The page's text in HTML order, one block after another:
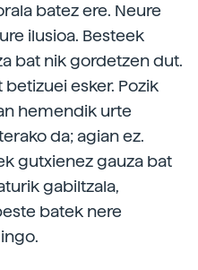
batez ere. Neure
ilusioa. Besteek
bat nik gordetzen dut.
esker. Pozik
hemendik urte
da; agian ez.
gutxienez gauza bat
gabiltzala,
batek nere